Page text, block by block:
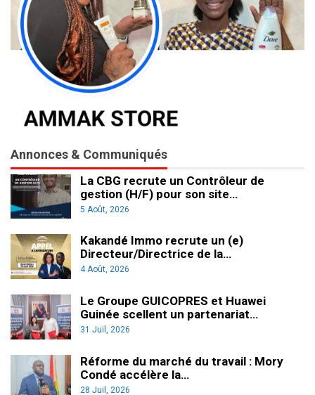
Annonces & Communiqués
La CBG recrute un Contrôleur de
gestion (H/F) pour son site…
5 Août, 2026
Kakandé Immo recrute un (e)
Directeur/Directrice de la…
4 Août, 2026
Le Groupe GUICOPRES et Huawei
Guinée scellent un partenariat…
31 Juil, 2026
Réforme du marché du travail : Mory
Condé accélère la…
28 Juil, 2026